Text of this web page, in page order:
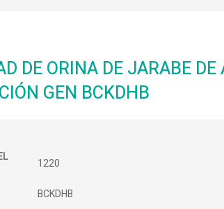
DE ORINA DE JARABE DE
GEN BCKDHB
1220
BCKDHB